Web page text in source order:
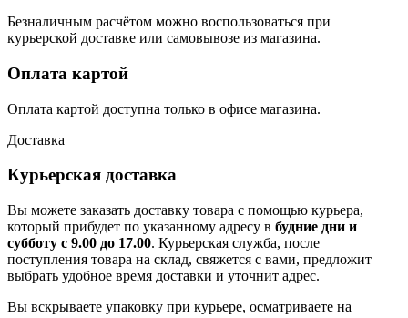
Безналичным расчётом можно воспользоваться при
курьерской доставке или самовывозе из магазина.
Оплата картой
Оплата картой доступна только в офисе магазина.
Доставка
Курьерская доставка
Вы можете заказать доставку товара с помощью курьера,
который прибудет по указанному адресу в будние дни и
субботу с 9.00 до 17.00. Курьерская служба, после
поступления товара на склад, свяжется с вами, предложит
выбрать удобное время доставки и уточнит адрес.
Вы вскрываете упаковку при курьере, осматриваете на